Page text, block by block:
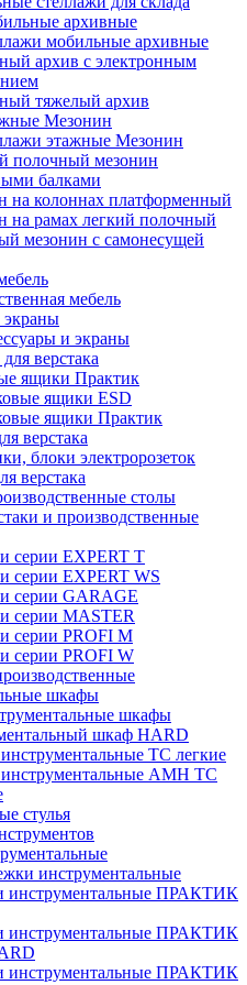
архивные
мобильные архивные
архив с электронным
тяжелый архив
Мезонин
этажные Мезонин
полочный мезонин
балками
на колоннах платформенный
на рамах легкий полочный
мезонин с самонесущей
мебель
экраны
и экраны
верстака
ящики Практик
ящики ESD
ящики Практик
верстака
блоки электророзеток
верстака
столы
и производственные
серии EXPERT T
серии EXPERT WS
серии GARAGE
серии MASTER
серии PROFI M
серии PROFI W
шкафы
шкафы
шкаф HARD
ТС легкие
AMH TC
стулья
инструментальные
инструментальные ПРАКТИК
инструментальные ПРАКТИК
инструментальные ПРАКТИК